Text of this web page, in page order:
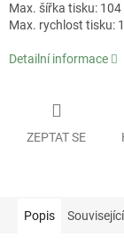
Max. šířka tisku: 104
Max. rychlost tisku:
Detailní informace
ZEPTAT SE
Popis